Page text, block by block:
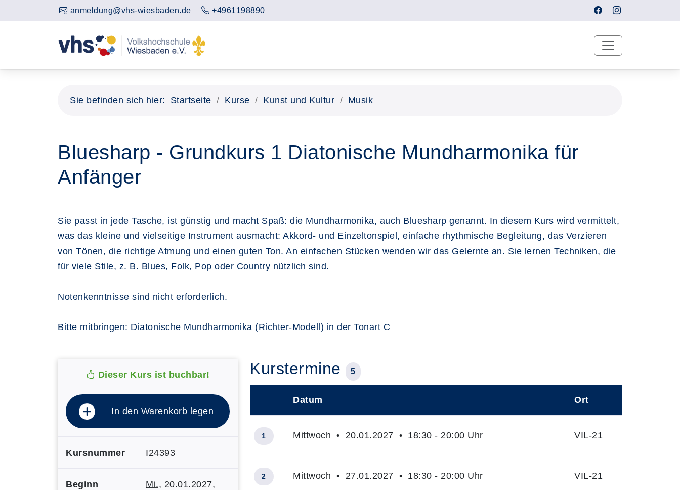
anmeldung@vhs-wiesbaden.de +4961198890
Sie befinden sich hier: Startseite Kurse Kunst und Kultur Musik
Bluesharp - Grundkurs 1 Diatonische Mundharmonika für
Anfänger
Sie passt in jede Tasche, ist günstig und macht Spaß: die Mundharmonika, auch Bluesharp genannt. In diesem Kurs wird vermittelt,
was das kleine und vielseitige Instrument ausmacht: Akkord- und Einzeltonspiel, einfache rhythmische Begleitung, das Verzieren
von Tönen, die richtige Atmung und einen guten Ton. An einfachen Stücken wenden wir das Gelernte an. Sie lernen Techniken, die
für viele Stile, z. B. Blues, Folk, Pop oder Country nützlich sind.
Notenkenntnisse sind nicht erforderlich.
Bitte mitbringen: Diatonische Mundharmonika (Richter-Modell) in der Tonart C
Dieser Kurs ist buchbar!
In den Warenkorb legen
Kursnummer I24393
Beginn Mi., 20.01.2027,
Kurstermine 5
Datum Ort
1 Mittwoch • 20.01.2027 • 18:30 - 20:00 Uhr VIL-21
2 Mittwoch • 27.01.2027 • 18:30 - 20:00 Uhr VIL-21